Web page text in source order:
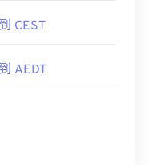
CEST
AEDT